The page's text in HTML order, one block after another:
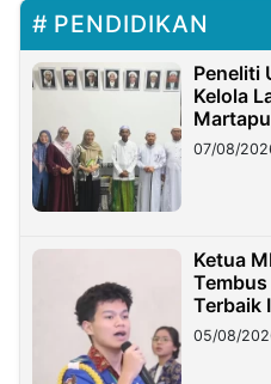
PENDIDIKAN
Peneliti
Kelola
07/08/
Ketua
Terbaik
05/08/